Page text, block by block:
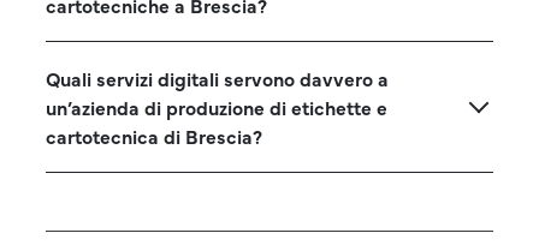
cartotecniche a Brescia?
Quali servizi digitali servono davvero a
un’azienda di produzione di etichette e
cartotecnica di Brescia?